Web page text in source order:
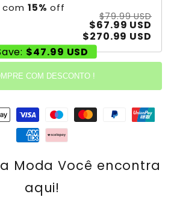
com 15% off
$79.99 USD
$67.99 USD
$270.99 USD
$47.99 USD
COM DESCONTO !
Moda Você encontra
aqui!